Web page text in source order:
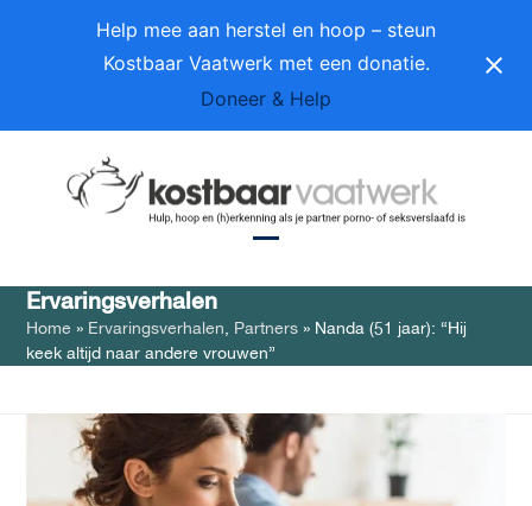
Help mee aan herstel en hoop – steun
Kostbaar Vaatwerk met een donatie.
Doneer & Help
menu
menu
Ervaringsverhalen
Home » Ervaringsverhalen Partners » Nanda (51 jaar): “Hij
keek altijd naar andere vrouwen”